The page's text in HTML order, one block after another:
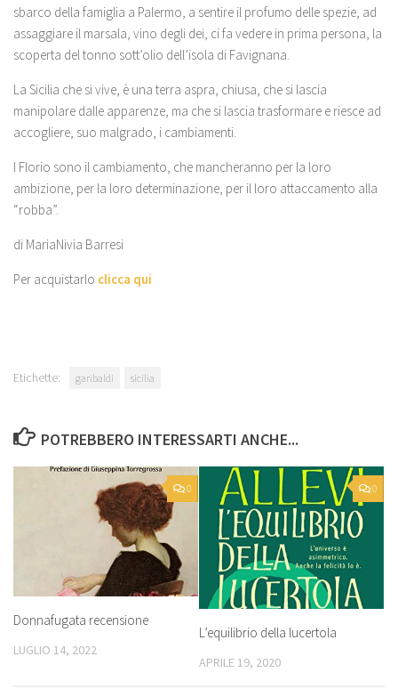
sbarco della famiglia a Palermo, a sentire il profumo delle spezie, ad
assaggiare il marsala, vino degli dei, ci fa vedere in prima persona, la
scoperta del tonno sott’olio dell’isola di Favignana.
La Sicilia che si vive, è una terra aspra, chiusa, che si lascia
manipolare dalle apparenze, ma che si lascia trasformare e riesce ad
accogliere, suo malgrado, i cambiamenti.
I Florio sono il cambiamento, che mancheranno per la loro
ambizione, per la loro determinazione, per il loro attaccamento alla
“robba”.
di MariaNivia Barresi
Per acquistarlo clicca qui
Etichette: garibaldi sicilia
POTREBBERO INTERESSARTI ANCHE...
0
Donnafugata recensione
LUGLIO 14, 2022
0
L’equilibrio della lucertola
APRILE 19, 2020